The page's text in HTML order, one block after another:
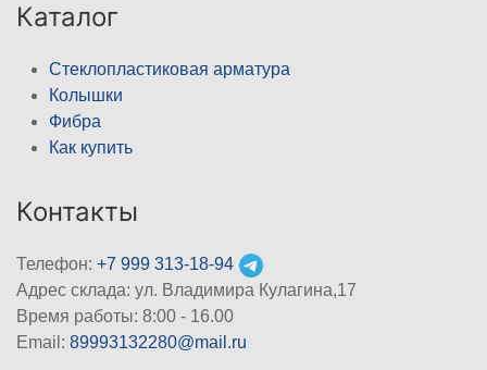
Каталог
Стеклопластиковая арматура
Колышки
Фибра
Как купить
Контакты
Телефон: +7 999 313-18-94
Адрес склада: ул. Владимира Кулагина,17
Время работы: 8:00 - 16.00
Email: 89993132280@mail.ru